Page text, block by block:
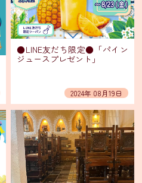
●LINE友だち限定●「パイン
ジュースプレゼント」
2024年 08月19日